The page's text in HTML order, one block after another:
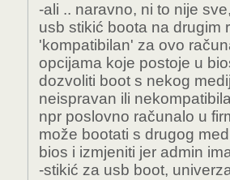
-ali .. naravno, ni to nije
usb stikić boota na drugim
'kompatibilan' za ovo
opcijama koje postoje u
dozvoliti boot s nekog
neispravan ili
npr poslovno računalo u
može bootati s drugog
bios i izmjeniti jer admin
-stikić za usb boot,